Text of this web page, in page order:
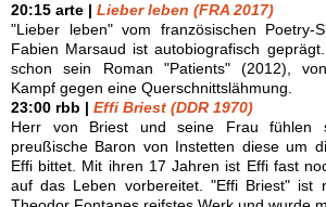
20:15 arte | Lieber leben (FRA 2017)
"Lieber leben" vom französischen Poetry-
Fabien Marsaud ist autobiografisch
schon sein Roman "Patients" (2012),
Kampf gegen eine Querschnittslähmung.
23:00 rbb | Effi Briest (DDR 1970)
Herr von Briest und seine Frau fühlen
preußische Baron von Instetten diese um
Effi bittet. Mit ihren 17 Jahren ist Effi fast
auf das Leben vorbereitet. "Effi Briest" ist